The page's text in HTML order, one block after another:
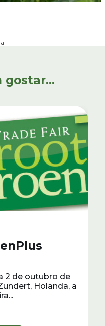
gostar...
2 de outubro de
Holanda, a